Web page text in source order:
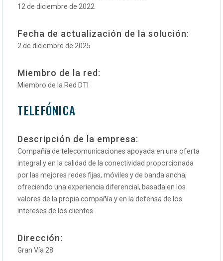
12 de diciembre de 2022
Fecha de actualización de la solución:
2 de diciembre de 2025
Miembro de la red:
Miembro de la Red DTI
TELEFÓNICA
Descripción de la empresa:
Compañía de telecomunicaciones apoyada en una oferta
integral y en la calidad de la conectividad proporcionada
por las mejores redes fijas, móviles y de banda ancha,
ofreciendo una experiencia diferencial, basada en los
valores de la propia compañía y en la defensa de los
intereses de los clientes.
Dirección:
Gran Vía 28